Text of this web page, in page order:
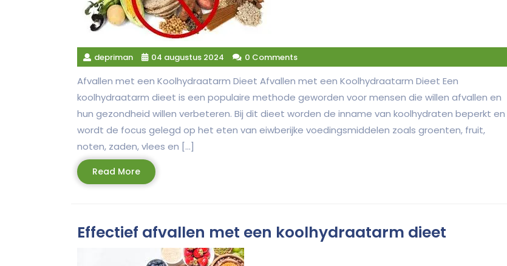
depriman 04 augustus 2024 0 Comments
Afvallen met een Koolhydraatarm Dieet Afvallen met een Koolhydraatarm Dieet Een
koolhydraatarm dieet is een populaire methode geworden voor mensen die willen afvallen en
hun gezondheid willen verbeteren. Bij dit dieet worden de inname van koolhydraten beperkt en
wordt de focus gelegd op het eten van eiwberijke voedingsmiddelen zoals groenten, fruit,
noten, zaden, vlees en […]
Read MoreRead
More
Effectief afvallen met een koolhydraatarm dieet